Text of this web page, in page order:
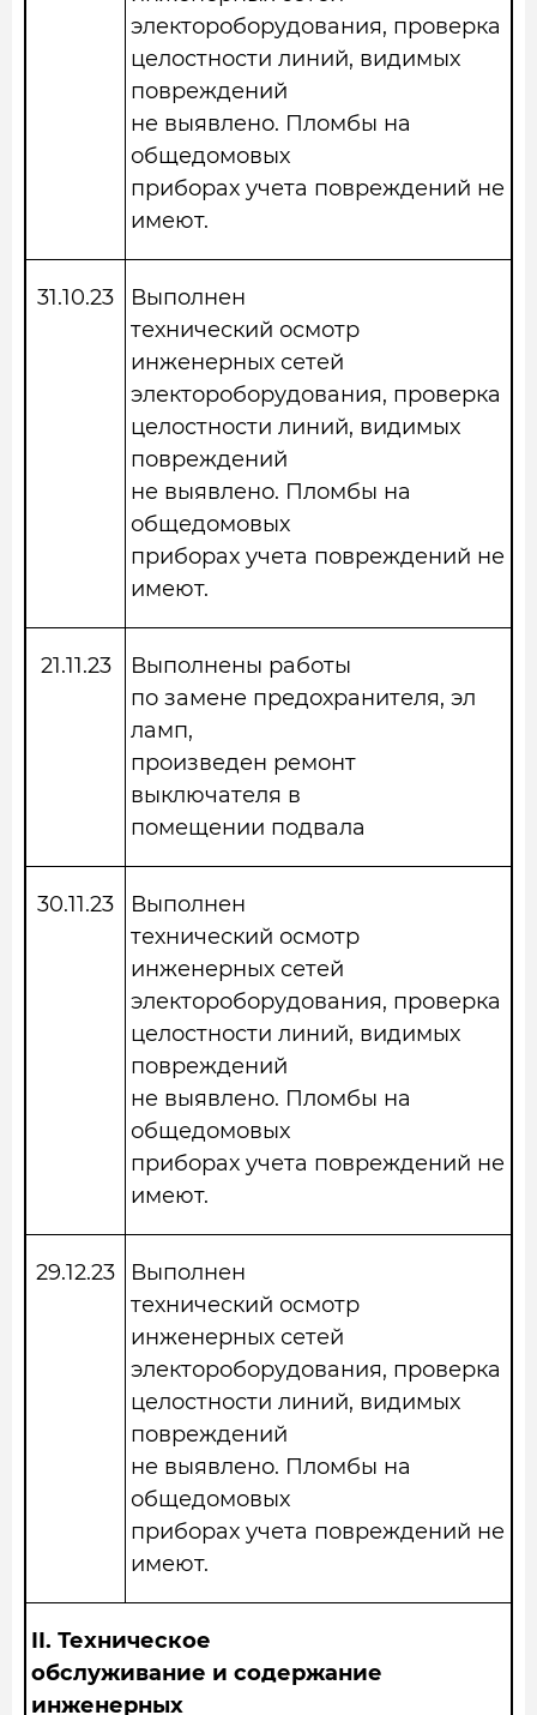
электороборудования, проверка
целостности линий, видимых
повреждений
не выявлено. Пломбы на
общедомовых
приборах учета повреждений не
имеют.
31.10.23
Выполнен
технический осмотр
инженерных сетей
электороборудования, проверка
целостности линий, видимых
повреждений
не выявлено. Пломбы на
общедомовых
приборах учета повреждений не
имеют.
21.11.23
Выполнены работы
по замене предохранителя, эл
ламп,
произведен ремонт
выключателя в
помещении подвала
30.11.23
Выполнен
технический осмотр
инженерных сетей
электороборудования, проверка
целостности линий, видимых
повреждений
не выявлено. Пломбы на
общедомовых
приборах учета повреждений не
имеют.
29.12.23
Выполнен
технический осмотр
инженерных сетей
электороборудования, проверка
целостности линий, видимых
повреждений
не выявлено. Пломбы на
общедомовых
приборах учета повреждений не
имеют.
II. Техническое
обслуживание и содержание
инженерных